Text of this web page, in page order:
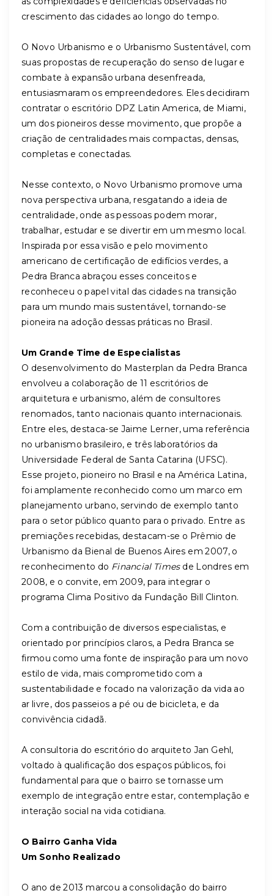
crescimento das cidades ao longo do tempo.
O Novo Urbanismo e o Urbanismo Sustentável, com
suas propostas de recuperação do senso de lugar e
combate à expansão urbana desenfreada,
entusiasmaram os empreendedores. Eles decidiram
contratar o escritório DPZ Latin America, de Miami,
um dos pioneiros desse movimento, que propõe a
criação de centralidades mais compactas, densas,
completas e conectadas.
Nesse contexto, o Novo Urbanismo promove uma
nova perspectiva urbana, resgatando a ideia de
centralidade, onde as pessoas podem morar,
trabalhar, estudar e se divertir em um mesmo local.
Inspirada por essa visão e pelo movimento
americano de certificação de edifícios verdes, a
Pedra Branca abraçou esses conceitos e
reconheceu o papel vital das cidades na transição
para um mundo mais sustentável, tornando-se
pioneira na adoção dessas práticas no Brasil.
Um Grande Time de Especialistas
O desenvolvimento do Masterplan da Pedra Branca
envolveu a colaboração de 11 escritórios de
arquitetura e urbanismo, além de consultores
renomados, tanto nacionais quanto internacionais.
Entre eles, destaca-se Jaime Lerner, uma referência
no urbanismo brasileiro, e três laboratórios da
Universidade Federal de Santa Catarina (UFSC).
Esse projeto, pioneiro no Brasil e na América Latina,
foi amplamente reconhecido como um marco em
planejamento urbano, servindo de exemplo tanto
para o setor público quanto para o privado. Entre as
premiações recebidas, destacam-se o Prêmio de
Urbanismo da Bienal de Buenos Aires em 2007, o
reconhecimento do Financial Timesde Londres em
2008, e o convite, em 2009, para integrar o
programa Clima Positivo da Fundação Bill Clinton.
Com a contribuição de diversos especialistas, e
orientado por princípios claros, a Pedra Branca se
firmou como uma fonte de inspiração para um novo
estilo de vida, mais comprometido com a
sustentabilidade e focado na valorização da vida ao
ar livre, dos passeios a pé ou de bicicleta, e da
convivência cidadã.
A consultoria do escritório do arquiteto Jan Gehl,
voltado à qualificação dos espaços públicos, foi
fundamental para que o bairro se tornasse um
exemplo de integração entre estar, contemplação e
interação social na vida cotidiana.
O Bairro Ganha Vida
Um Sonho Realizado
O ano de 2013 marcou a consolidação do bairro